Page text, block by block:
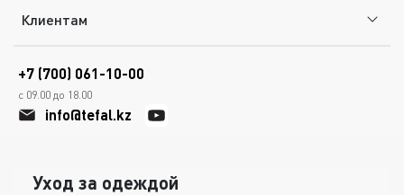
Клиентам
+7 (700) 061-10-00
с 09.00 до 18.00
info@tefal.kz
Уход за одеждой